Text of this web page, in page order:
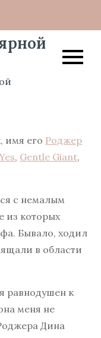
имя его Роджер
, Gentle Giant,
с немалым
из которых
Бывало, ходил
в области
равнодушен к
меня не
Дина